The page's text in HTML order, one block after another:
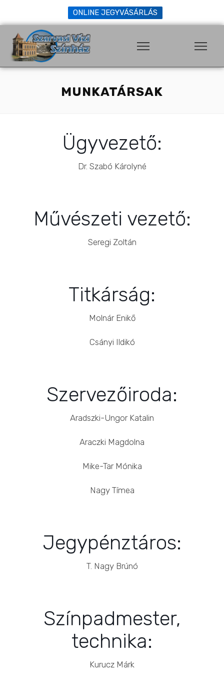
ONLINE JEGYVÁSÁRLÁS
MUNKATÁRSAK
Ügyvezető:
Dr. Szabó Károlyné
Művészeti vezető:
Seregi Zoltán
Titkárság:
Molnár Enikő
Csányi Ildikó
Szervezőiroda:
Aradszki-Ungor Katalin
Araczki Magdolna
Mike-Tar Mónika
Nagy Tímea
Jegypénztáros:
T. Nagy Brúnó
Színpadmester,
technika:
Kurucz Márk